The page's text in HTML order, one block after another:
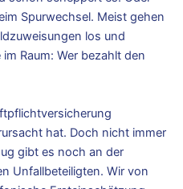
Spurwechsel. Meist gehen
los und
Raum: Wer bezahlt den
hat. Doch nicht immer
gibt es noch an der
Unfallbeteiligten. Wir von